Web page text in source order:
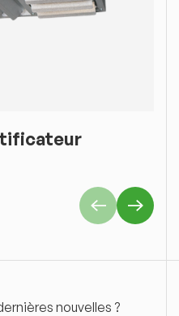
nouvelles ?